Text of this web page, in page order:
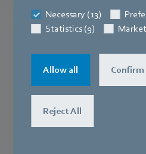
Necessary (13)
Statistics (9)
Allow all Confirm
Reject All
와 가스를 콘덴싱 장치로 공급
현대 주거용 건물의 난방에 사
장치는 해당 난방 요구사항에